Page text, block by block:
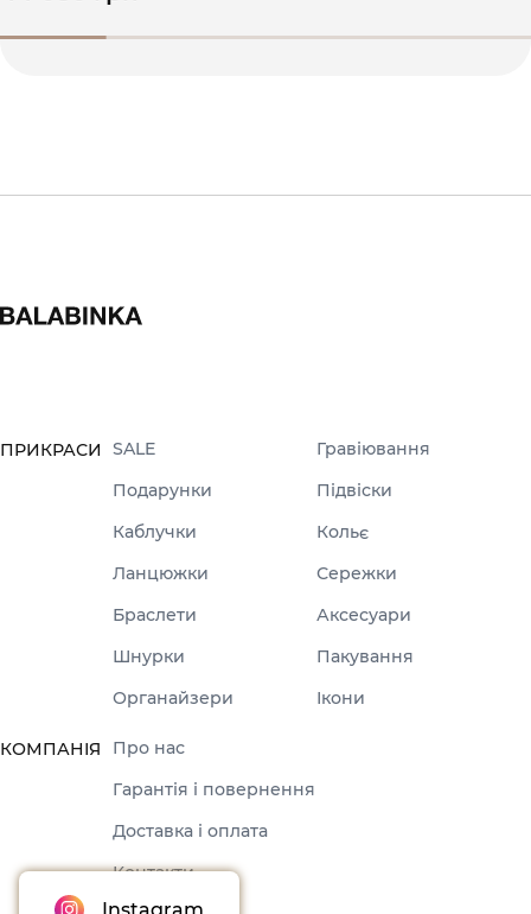
ПРИКРАСИ SALE
Гравіювання
Подарунки
Підвіски
Каблучки
Кольє
Ланцюжки
Сережки
Браслети
Аксесуари
Шнурки
Пакування
Органайзери
Ікони
КОМПАНІЯ
Про нас
Гарантія і повернення
Доставка і оплата
Контакти